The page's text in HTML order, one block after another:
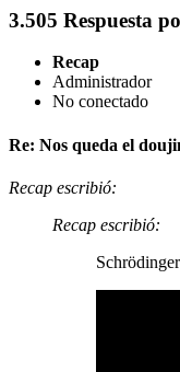
3.505 Respuesta
Recap
Administrador
No conectado
Re: Nos queda el
Recap escribió:
Recap escribió: